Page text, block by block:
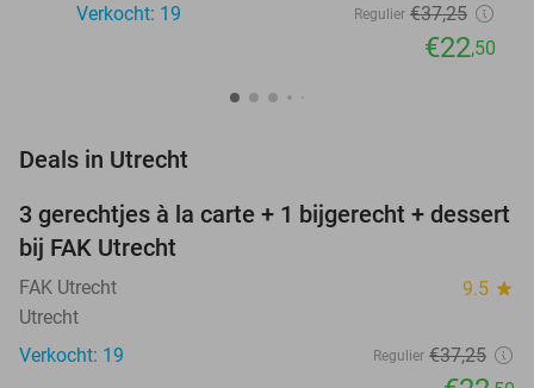
Verkocht: 19
Regulier €37,25
€22,50
Deals in Utrecht
40%
TODAY
3 gerechtjes à la carte + 1 bijgerecht + dessert
bij FAK Utrecht
FAK Utrecht 9.5 star
Utrecht
Verkocht: 19
Regulier €37,25